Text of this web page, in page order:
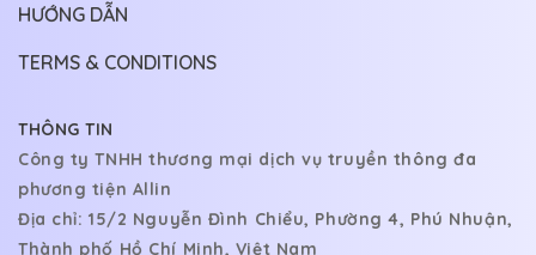
THÔNG TIN
Công ty TNHH thương mại dịch vụ truyền thông đa
phương tiện Allin
Địa chỉ: 15/2 Nguyễn Đình Chiểu, Phường 4, Phú Nhuận,
Thành phố Hồ Chí Minh, Việt Nam
HƯỚNG DẪN
TERMS & CONDITIONS